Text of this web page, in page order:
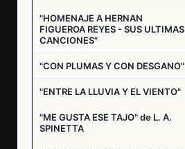
"HOMENAJE A HERNAN
FIGUEROA REYES - SUS ULTIMAS
CANCIONES"
"CON PLUMAS Y CON DESGANO"
"ENTRE LA LLUVIA Y EL VIENTO"
"ME GUSTA ESE TAJO" de L. A.
SPINETTA